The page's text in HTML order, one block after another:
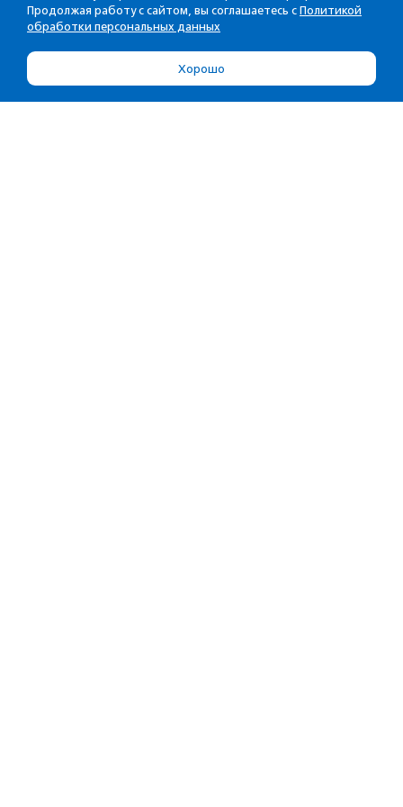
Продолжая работу с сайтом, вы соглашаетесь с Политикой
обработки персональных данных
Хорошо